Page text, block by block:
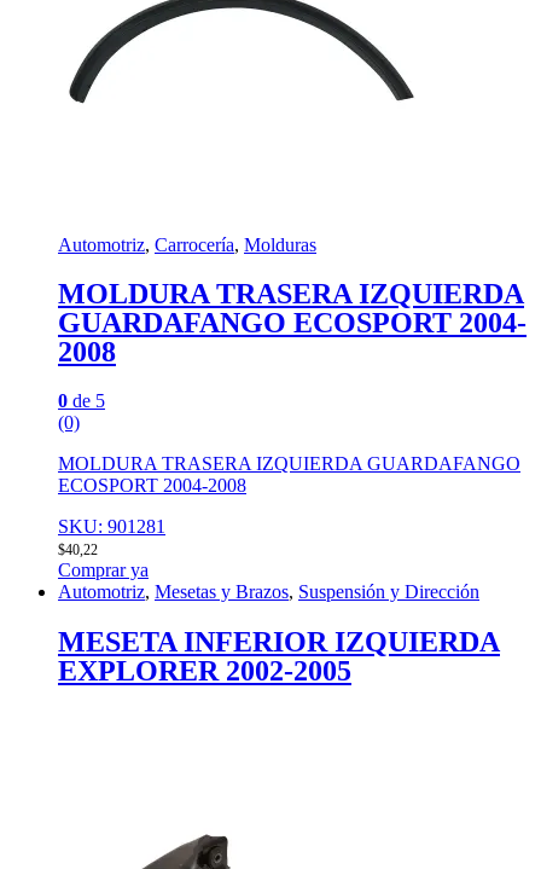
Automotriz, Carrocería, Molduras
MOLDURA TRASERA IZQUIERDA
GUARDAFANGO ECOSPORT 2004-
2008
0 de 5
(0)
MOLDURA TRASERA IZQUIERDA GUARDAFANGO
ECOSPORT 2004-2008
SKU: 901281
$40,22
Comprar ya
Automotriz, Mesetas y Brazos, Suspensión y Dirección
MESETA INFERIOR IZQUIERDA
EXPLORER 2002-2005